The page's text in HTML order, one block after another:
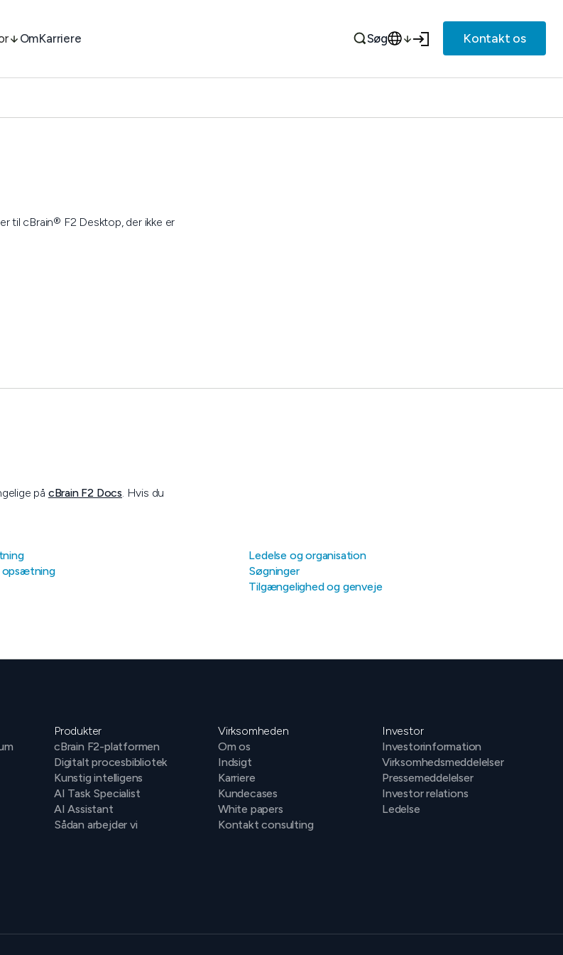
OmKarriere Søg Kontakt os
til cBrain® F2 Desktop, der ikke er
på cBrain F2 Docs. Hvis du
opsætning
Ledelse og organisation
Søgninger
Tilgængelighed og genveje
Produkter
cBrain F2-platformen
Digitalt procesbibliotek
Kunstig intelligens
AI Task Specialist
AI Assistant
Sådan arbejder vi
Virksomheden
Om os
Indsigt
Karriere
Kundecases
White papers
Kontakt consulting
Investor
Investorinformation
Virksomhedsmeddelelser
Pressemeddelelser
Investor relations
Ledelse